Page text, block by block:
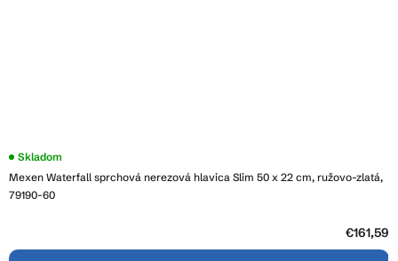
Mexen Waterfall sprchová nerezová hlavica Slim 50 x 22 cm, ružovo-zlatá,
79190-60
Skladom
€161,59